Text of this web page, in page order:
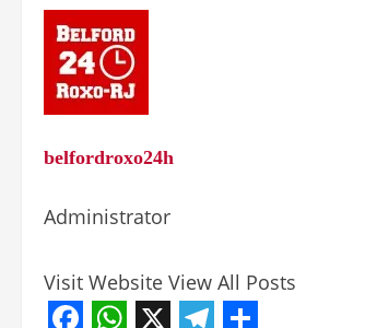
belfordroxo24h
Administrator
Visit Website View All Posts